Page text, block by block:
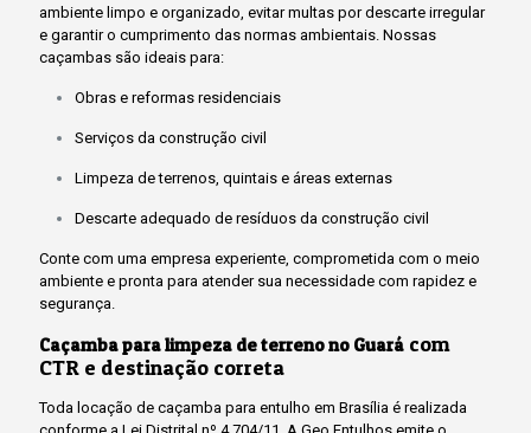
ambiente limpo e organizado, evitar multas por descarte irregular
e garantir o cumprimento das normas ambientais. Nossas
caçambas são ideais para:
Obras e reformas residenciais
Serviços da construção civil
Limpeza de terrenos, quintais e áreas externas
Descarte adequado de resíduos da construção civil
Conte com uma empresa experiente, comprometida com o meio
ambiente e pronta para atender sua necessidade com rapidez e
segurança.
Caçamba para limpeza de terreno no Guará com
CTR e destinação correta
Toda locação de caçamba para entulho em Brasília é realizada